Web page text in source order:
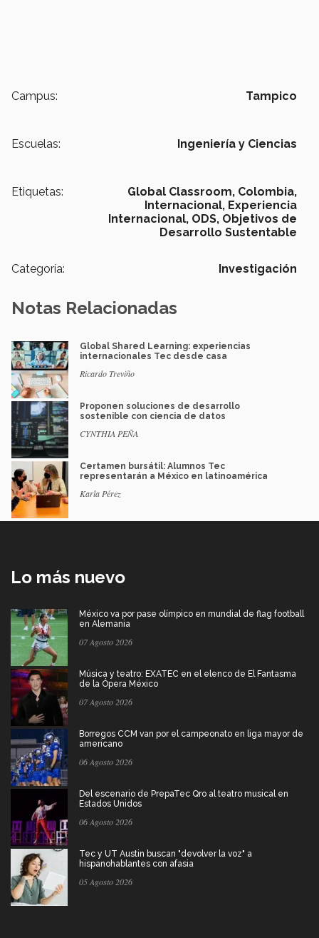
Campus: Tampico
Escuelas: Ingeniería y Ciencias
Etiquetas: Global Classroom, Colombia,
Internacional, Experiencia
Internacional, ODS, Objetivos de
Desarrollo Sustentable
Categoría: Investigación
Notas Relacionadas
Global Shared Learning: experiencias
internacionales Tec desde casa
Ricardo Treviño
Proponen soluciones de desarrollo
sostenible con ciencia de datos
CYNTHIA PEÑA
Certamen bursátil: Alumnos Tec
representarán a México en latinoamérica
Karla Pérez
Lo más nuevo
México va por pase olímpico en mundial de flag football
en Alemania
07 Agosto 2026
Música y teatro: EXATEC en el elenco de El Fantasma
de la Ópera México
07 Agosto 2026
Borregos CCM van por el campeonato en liga mayor de
americano
06 Agosto 2026
Del escenario de PrepaTec Qro al teatro musical en
Estados Unidos
06 Agosto 2026
Tec y UT Austin buscan "devolver la voz" a
hispanohablantes con afasia
05 Agosto 2026